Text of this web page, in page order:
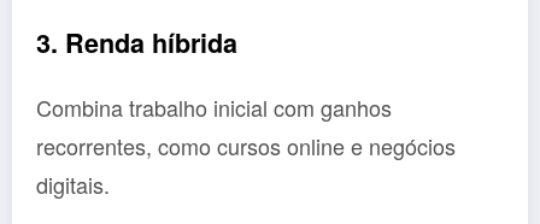
3. Renda híbrida
Combina trabalho inicial com ganhos
recorrentes, como cursos online e negócios
digitais.